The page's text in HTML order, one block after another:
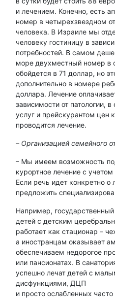
и лечением. Конечно, есть
номер в четырехзвездном
человека. В Израиле мы
человеку гостиницу в
потребностей. В самом
море двухместный номер в
обойдется в 71 доллар, но
дополнительно в номере
доллара. Лечение
зависимости от патологии,
услуг и прейскурантом цен
проводится лечение.
– Организацией семейного
– Мы имеем возможность
курортное лечение с
Если речь идет конкретно
предложить
Например,
детей с детским
работает как стационар –
а иностранцам оказывает
обеспечиваем недорогое
или пансионатах. В
успешно лечат детей с
дисфункциями, ДЦП
и просто ослабленных